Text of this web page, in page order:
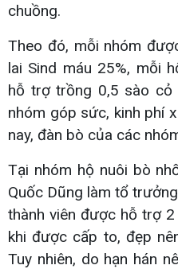
chuồng.
Theo đó, mỗi nhóm
lai Sind máu 25%, mỗi
hỗ trợ trồng 0,5 sào cỏ
nhóm góp sức, kinh phí
nay, đàn bò của các
Tại nhóm hộ nuôi bò
Quốc Dũng làm tổ
thành viên được hỗ trợ
khi được cấp to, đẹp
Tuy nhiên, do hạn hán